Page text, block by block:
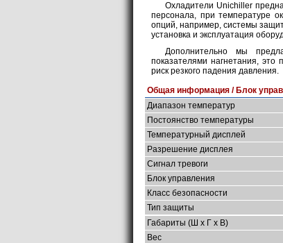
Охладители Unichiller
персонала, при температуре
опций, например, системы
установка и эксплуатация
Дополнительно мы
показателями нагнетания, это
риск резкого падения давления.
Общая информация / Блок
Диапазон температур
Постоянство температуры
Температурный дисплей
Разрешение дисплея
Сигнал тревоги
Блок управления
Класс безопасности
Тип защиты
Габариты (Ш х Г х В)
Вес